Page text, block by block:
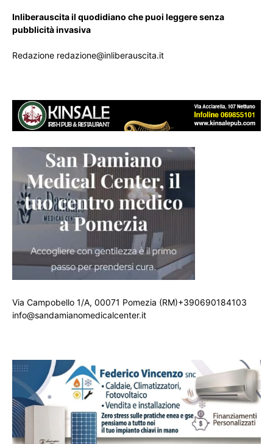
Inliberauscita il quodidiano che puoi leggere senza
pubblicità invasiva
Redazione redazione@inliberauscita.it
Via Campobello 1/A, 00071 Pomezia (RM)+390690184103
info@sandamianomedicalcenter.it